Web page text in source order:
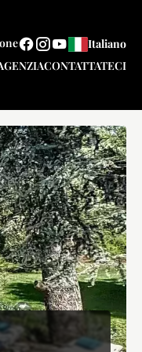
Italiano
CONTATTATECI